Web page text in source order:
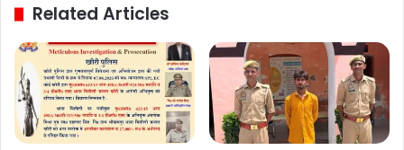
Related Articles